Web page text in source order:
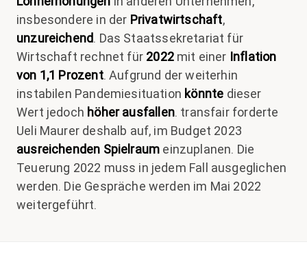
insbesondere in der Privatwirtschaft,
unzureichend. Das Staatssekretariat für
Wirtschaft rechnet für 2022mit einer Inflation
von 1,1 Prozent. Aufgrund der weiterhin
instabilen Pandemiesituation könnte dieser
Wert jedoch höher ausfallen. transfair forderte
Ueli Maurer deshalb auf, im Budget 2023
ausreichenden Spielraum einzuplanen. Die
Teuerung 2022 muss in jedem Fall ausgeglichen
werden. Die Gespräche werden im Mai 2022
weitergeführt.